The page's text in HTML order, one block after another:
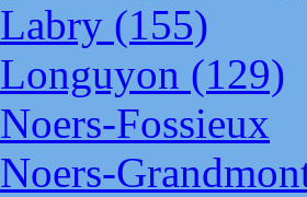
Labry (155)
Longuyon (129)
Noers-Fossieux
Noers-